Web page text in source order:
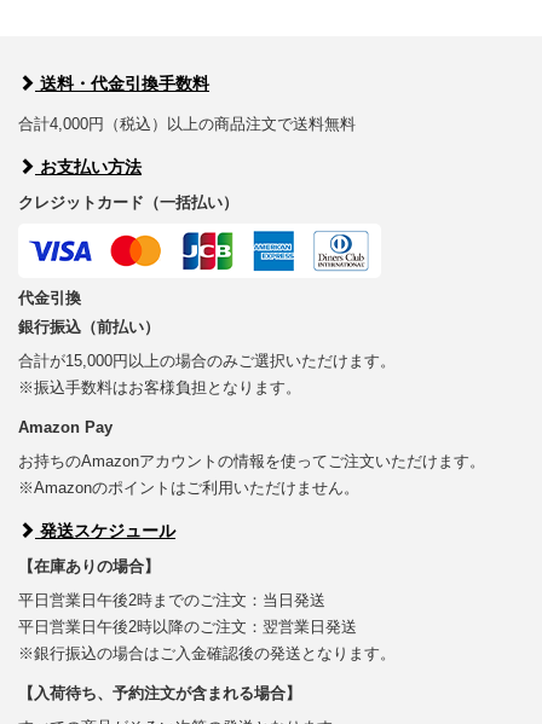
送料・代金引換手数料
合計4,000円（税込）以上の商品注文で送料無料
お支払い方法
クレジットカード（一括払い）
代金引換
銀行振込（前払い）
合計が15,000円以上の場合のみご選択いただけます。
※振込手数料はお客様負担となります。
Amazon Pay
お持ちのAmazonアカウントの情報を使ってご注文いただけます。
※Amazonのポイントはご利用いただけません。
発送スケジュール
【在庫ありの場合】
平日営業日午後2時までのご注文：当日発送
平日営業日午後2時以降のご注文：翌営業日発送
※銀行振込の場合はご入金確認後の発送となります。
【入荷待ち、予約注文が含まれる場合】